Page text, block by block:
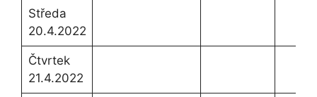
Středa
20.4.2022
Čtvrtek
21.4.2022